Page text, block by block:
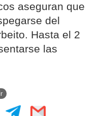
aseguran que
del
Hasta el 2
las